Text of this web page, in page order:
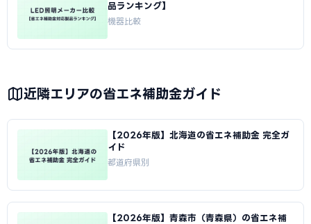
品ランキング】
機器比較
近隣エリアの省エネ補助金ガイド
【2026年版】北海道の省エネ補助金 完全ガ
イド
都道府県別
【2026年版】青森市（青森県）の省エネ補